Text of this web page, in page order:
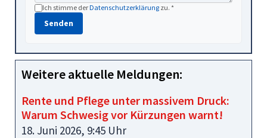
Ich stimme derDatenschutzerklärung zu. *
Senden
Weitere aktuelle Meldungen:
Rente und Pflege unter massivem Druck:
Warum Schwesig vor Kürzungen warnt!
18. Juni 2026, 9:45 Uhr